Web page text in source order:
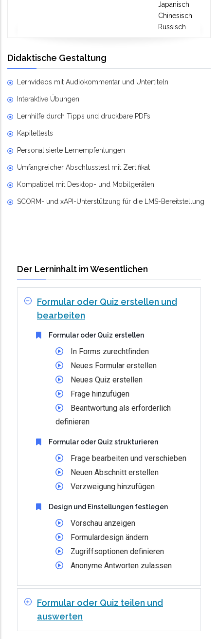
Japanisch
Chinesisch
Russisch
Didaktische Gestaltung
Lernvideos mit Audiokommentar und Untertiteln
Interaktive Übungen
Lernhilfe durch Tipps und druckbare PDFs
Kapiteltests
Personalisierte Lernempfehlungen
Umfangreicher Abschlusstest mit Zertifikat
Kompatibel mit Desktop- und Mobilgeräten
SCORM- und xAPI-Unterstützung für die LMS-Bereitstellung
Der Lerninhalt im Wesentlichen
Formular oder Quiz erstellen und
bearbeiten
Formular oder Quiz erstellen
In Forms zurechtfinden
Neues Formular erstellen
Neues Quiz erstellen
Frage hinzufügen
Beantwortung als erforderlich
definieren
Formular oder Quiz strukturieren
Frage bearbeiten und verschieben
Neuen Abschnitt erstellen
Verzweigung hinzufügen
Design und Einstellungen festlegen
Vorschau anzeigen
Formulardesign ändern
Zugriffsoptionen definieren
Anonyme Antworten zulassen
Formular oder Quiz teilen und
auswerten